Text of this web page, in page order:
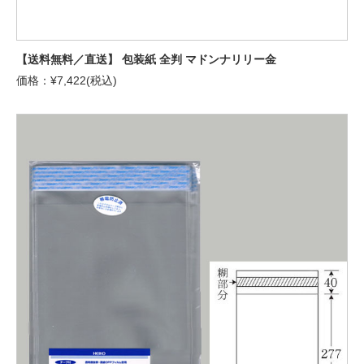
【送料無料／直送】 包装紙 全判 マドンナリリー金
価格：¥7,422(税込)